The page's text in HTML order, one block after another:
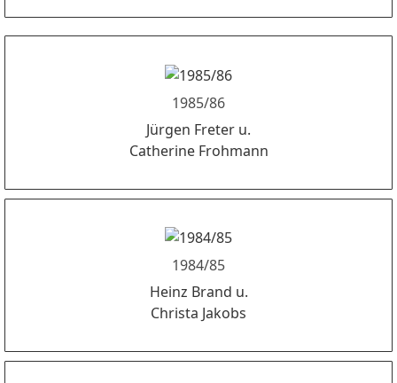
1985/86
Jürgen Freter u.
Catherine Frohmann
1984/85
Heinz Brand u.
Christa Jakobs